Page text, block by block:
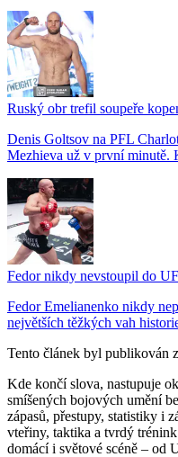
Ruský obr trefil soupeře
Denis Goltsov na PFL
Mezhieva už v první minutě.
Fedor nikdy nevstoupil do
Fedor Emelianenko nikdy
největších těžkých vah
Tento článek byl publikován
Kde končí slova, nastupuje
smíšených bojových umění
zápasů, přestupy, statistiky i
vteřiny, taktika a tvrdý
domácí i světové scéně – od